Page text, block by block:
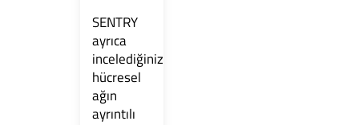
SENTRY
ayrıca
incelediğiniz
hücresel
ağın
ayrıntılı